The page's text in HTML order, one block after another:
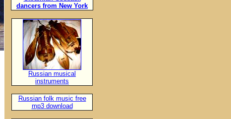
dancers from New York
Russian musical
instruments
Russian folk music free
mp3 download